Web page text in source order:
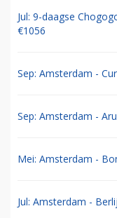
Jul: 9-daagse
€1056
Sep: Amsterdam -
Sep: Amsterdam -
Mei: Amsterdam -
Jul: Amsterdam -